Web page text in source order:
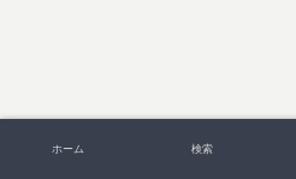
ホーム 検索